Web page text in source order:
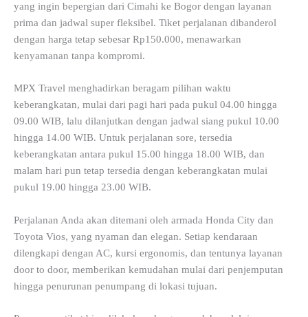
yang ingin bepergian dari Cimahi ke Bogor dengan layanan
prima dan jadwal super fleksibel. Tiket perjalanan dibanderol
dengan harga tetap sebesar Rp150.000, menawarkan
kenyamanan tanpa kompromi.
MPX Travel menghadirkan beragam pilihan waktu
keberangkatan, mulai dari pagi hari pada pukul 04.00 hingga
09.00 WIB, lalu dilanjutkan dengan jadwal siang pukul 10.00
hingga 14.00 WIB. Untuk perjalanan sore, tersedia
keberangkatan antara pukul 15.00 hingga 18.00 WIB, dan
malam hari pun tetap tersedia dengan keberangkatan mulai
pukul 19.00 hingga 23.00 WIB.
Perjalanan Anda akan ditemani oleh armada Honda City dan
Toyota Vios, yang nyaman dan elegan. Setiap kendaraan
dilengkapi dengan AC, kursi ergonomis, dan tentunya layanan
door to door, memberikan kemudahan mulai dari penjemputan
hingga penurunan penumpang di lokasi tujuan.